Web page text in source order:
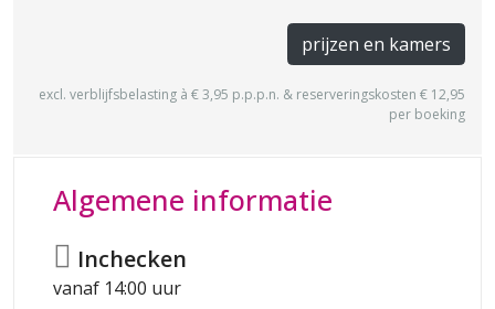
prijzen en kamers
excl. verblijfsbelasting à € 3,95 p.p.p.n. & reserveringskosten € 12,95
per boeking
Algemene informatie
Inchecken
vanaf 14:00 uur